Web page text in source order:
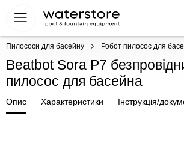
Пилососи для басейну Робот пилосос для
Beatbot Sora P7
пилосос для басейна
Опис Характеристики Інструкція/